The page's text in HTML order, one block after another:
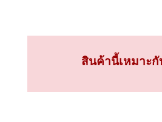
สินค้านี้เหมาะกั